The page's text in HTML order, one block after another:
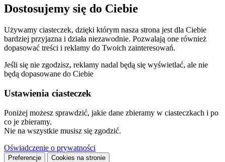
Dostosujemy się do Ciebie
Używamy ciasteczek, dzięki którym nasza strona jest dla Ciebie
bardziej przyjazna i działa niezawodnie. Pozwalają one również
dopasować treści i reklamy do Twoich zainteresowań.
Jeśli się nie zgodzisz, reklamy nadal będą się wyświetlać, ale nie
będą dopasowane do Ciebie
Ustawienia ciasteczek
Poniżej możesz sprawdzić, jakie dane zbieramy w ciasteczkach i po
co je zbieramy.
Nie na wszystkie musisz się zgodzić.
Oświadczenie o prywatności
Preferencje Cookies na stronie